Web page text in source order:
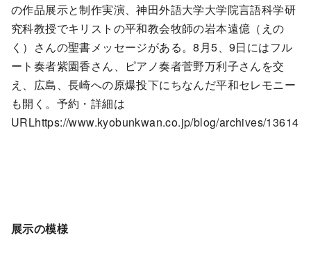
の作品展示と制作実演、神田外語大学大学院言語科学研
究科教授でキリストの平和教会牧師の岩本遠億（えの
く）さんの聖書メッセージがある。8月5、9日にはフル
ート奏者紫園香さん、ピアノ奏者菅野万利子さんを交
え、広島、長崎への原爆投下にちなんだ平和セレモニー
も開く。予約・詳細は
URLhttps://www.kyobunkwan.co.jp/blog/archives/13614
展示の模様